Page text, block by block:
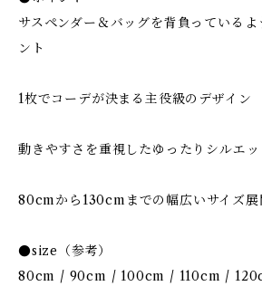
サスペンダー＆バッグを背負っているよ
ント
1枚でコーデが決まる主役級のデザイン
動きやすさを重視したゆったりシルエッ
80cmから130cmまでの幅広いサイズ展
●size（参考）
80cm / 90cm / 100cm / 110cm /